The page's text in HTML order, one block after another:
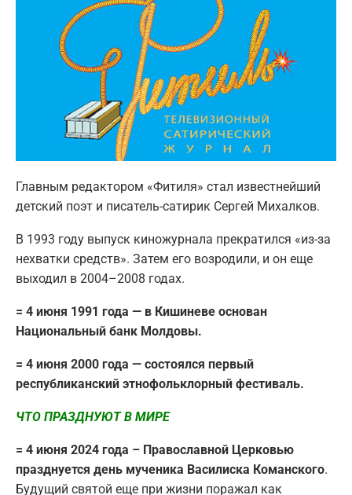
Главным редактором «Фитиля» стал известнейший
детский поэт и писатель-сатирик Сергей Михалков.
В 1993 году выпуск киножурнала прекратился «из-за
нехватки средств». Затем его возродили, и он еще
выходил в 2004–2008 годах.
= 4 июня 1991 года — в Кишиневе основан
Национальный банк Молдовы.
= 4 июня 2000 года — состоялся первый
республиканский этнофольклорный фестиваль.
ЧТО ПРАЗДНУЮТ В МИРЕ
= 4 июня 2024 года – Православной Церковью
празднуется день мученика Василиска Команского.
Будущий святой еще при жизни поражал как